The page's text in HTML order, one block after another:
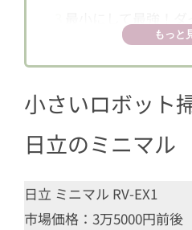
のままに驚きの床
4髪の毛やペットの
軽なDEEBOT MINI2
とにかく安くて必要
ったツカモトエイム
もっと
小さいロボット
日立のミニマル
日立 ミニマル RV-EX1
市場価格：3万5000円前後